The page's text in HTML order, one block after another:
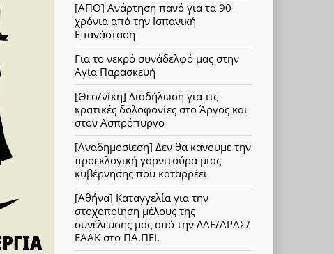
[ΑΠΟ] Ανάρτηση πανό για τα 90
χρόνια από την Ισπανική
Επανάσταση
Για το νεκρό συνάδελφό μας στην
Αγία Παρασκευή
[Θεσ/νίκη] Διαδήλωση για τις
κρατικές δολοφονίες στο Άργος και
στον Ασπρόπυργο
[Αναδημοσίεση] Δεν θα κανουμε την
προεκλογική γαρνιτούρα μιας
κυβέρνησης που καταρρέει
[Αθήνα] Καταγγελία για την
στοχοποίηση μέλους της
συνέλευσης μας από την ΛΑΕ/ΑΡΑΣ/
ΕΑΑΚ στο ΠΑ.ΠΕΙ.